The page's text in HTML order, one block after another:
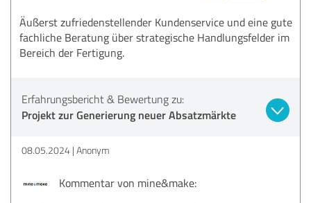
Äußerst zufriedenstellender Kundenservice und eine gute
fachliche Beratung über strategische Handlungsfelder im
Bereich der Fertigung.
Erfahrungsbericht & Bewertung zu:
Projekt zur Generierung neuer Absatzmärkte
08.05.2024 Anonym
Kommentar von mine&make: